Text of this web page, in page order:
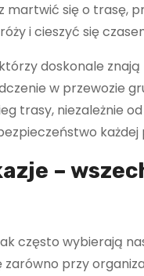
się o trasę,
i cieszyć się
doskonale
w przewozie
trasy, niezależnie
każdej
–
często wybierają
przy